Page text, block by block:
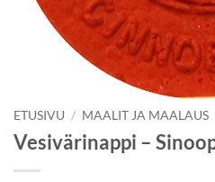
ETUSIVU / MAALIT JA MAALAUS
Vesivärinappi –